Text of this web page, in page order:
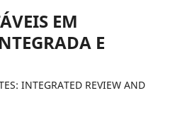
EM
E
INTEGRATED REVIEW AND